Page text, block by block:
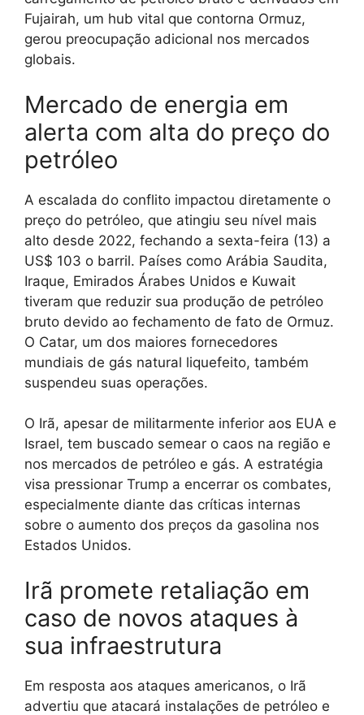
Fujairah, um hub vital que contorna Ormuz,
gerou preocupação adicional nos mercados
globais.
Mercado de energia em
alerta com alta do preço do
petróleo
A escalada do conflito impactou diretamente o
preço do petróleo, que atingiu seu nível mais
alto desde 2022, fechando a sexta-feira (13) a
US$ 103 o barril. Países como Arábia Saudita,
Iraque, Emirados Árabes Unidos e Kuwait
tiveram que reduzir sua produção de petróleo
bruto devido ao fechamento de fato de Ormuz.
O Catar, um dos maiores fornecedores
mundiais de gás natural liquefeito, também
suspendeu suas operações.
O Irã, apesar de militarmente inferior aos EUA e
Israel, tem buscado semear o caos na região e
nos mercados de petróleo e gás. A estratégia
visa pressionar Trump a encerrar os combates,
especialmente diante das críticas internas
sobre o aumento dos preços da gasolina nos
Estados Unidos.
Irã promete retaliação em
caso de novos ataques à
sua infraestrutura
Em resposta aos ataques americanos, o Irã
advertiu que atacará instalações de petróleo e